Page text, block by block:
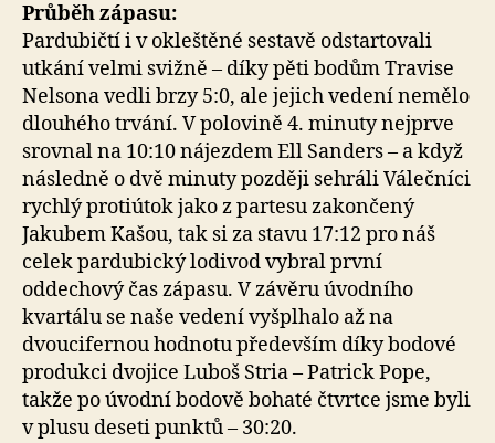
Průběh zápasu:
Pardubičtí i v okleštěné sestavě odstartovali
utkání velmi svižně – díky pěti bodům Travise
Nelsona vedli brzy 5:0, ale jejich vedení nemělo
dlouhého trvání. V polovině 4. minuty nejprve
srovnal na 10:10 nájezdem Ell Sanders – a když
následně o dvě minuty později sehráli Válečníci
rychlý protiútok jako z partesu zakončený
Jakubem Kašou, tak si za stavu 17:12 pro náš
celek pardubický lodivod vybral první
oddechový čas zápasu. V závěru úvodního
kvartálu se naše vedení vyšplhalo až na
dvoucifernou hodnotu především díky bodové
produkci dvojice Luboš Stria – Patrick Pope,
takže po úvodní bodově bohaté čtvrtce jsme byli
v plusu deseti punktů – 30:20.